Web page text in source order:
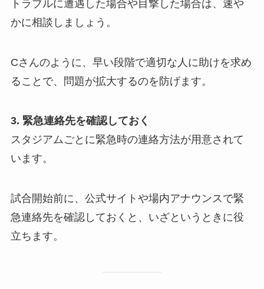
トラブルに遭遇した場合や目撃した場合は、速や
かに相談しましょう。
Cさんのように、早い段階で適切な人に助けを求め
ることで、問題が拡大するのを防げます。
3. 緊急連絡先を確認しておく
スタジアムごとに緊急時の連絡方法が用意されて
います。
試合開始前に、公式サイトや場内アナウンスで緊
急連絡先を確認しておくと、いざというときに役
立ちます。